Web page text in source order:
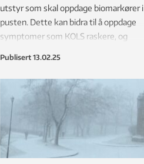
utstyr som skal oppdage biomarkører i
pusten. Dette kan bidra til å oppdage
symptomer som KOLS raskere, og
Publisert 13.02.25